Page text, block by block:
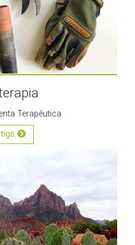
Terapêutica.